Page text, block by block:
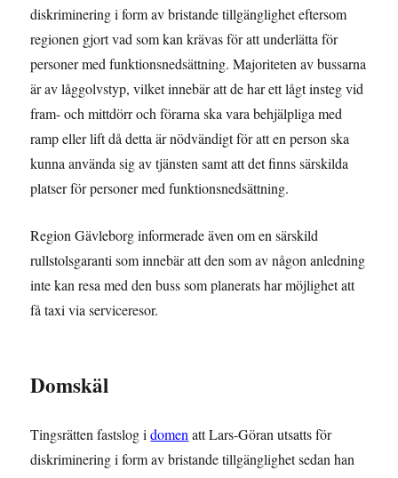
diskriminering i form av bristande tillgänglighet eftersom
regionen gjort vad som kan krävas för att underlätta för
personer med funktionsnedsättning. Majoriteten av bussarna
är av låggolvstyp, vilket innebär att de har ett lågt insteg vid
fram- och mittdörr och förarna ska vara behjälpliga med
ramp eller lift då detta är nödvändigt för att en person ska
kunna använda sig av tjänsten samt att det finns särskilda
platser för personer med funktionsnedsättning.
Region Gävleborg informerade även om en särskild
rullstolsgaranti som innebär att den som av någon anledning
inte kan resa med den buss som planerats har möjlighet att
få taxi via serviceresor.
Domskäl
Tingsrätten fastslog idomen att Lars-Göran utsatts för
diskriminering i form av bristande tillgänglighet sedan han